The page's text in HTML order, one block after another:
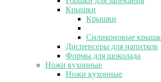
Крышки
Крышки
Силиконовые
Диспенсеры для напитков
Формы для шоколада
Ножи кухонные
Ножи кухонные